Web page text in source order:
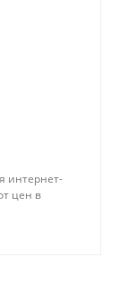
интернет-
цен в